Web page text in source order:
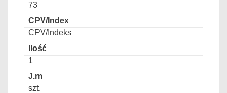
73
CPV/Indeks
1
szt.